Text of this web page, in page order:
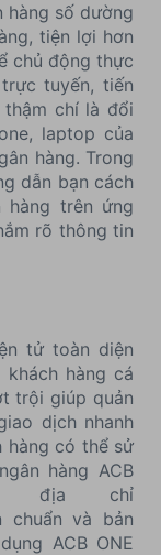
hàng số dường
tiện lợi hơn
chủ động thực
tuyến, tiến
thậm chí là đổi
laptop của
hàng. Trong
dẫn bạn cách
hàng trên ứng
rõ thông tin
tử toàn diện
khách hàng cá
trội giúp quản
dịch nhanh
hàng có thể sử
hàng ACB
địa chỉ
chuẩn và bản
ACB ONE